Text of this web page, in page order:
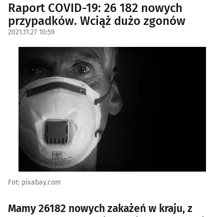
Raport COVID-19: 26 182 nowych
przypadków. Wciąż dużo zgonów
2021.11.27 10:59
Fot: pixabay.com
Mamy 26182 nowych zakażeń w kraju, z